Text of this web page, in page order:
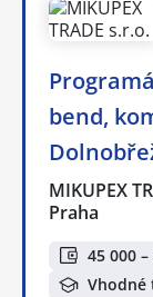
bend,
MIKUPEX
Praha
45 000
Vhodné